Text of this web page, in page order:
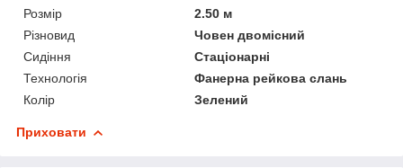
Розмір
2.50 м
Різновид
Човен двомісний
Сидіння
Стаціонарні
Технологія
Фанерна рейкова слань
Колір
Зелений
Приховати